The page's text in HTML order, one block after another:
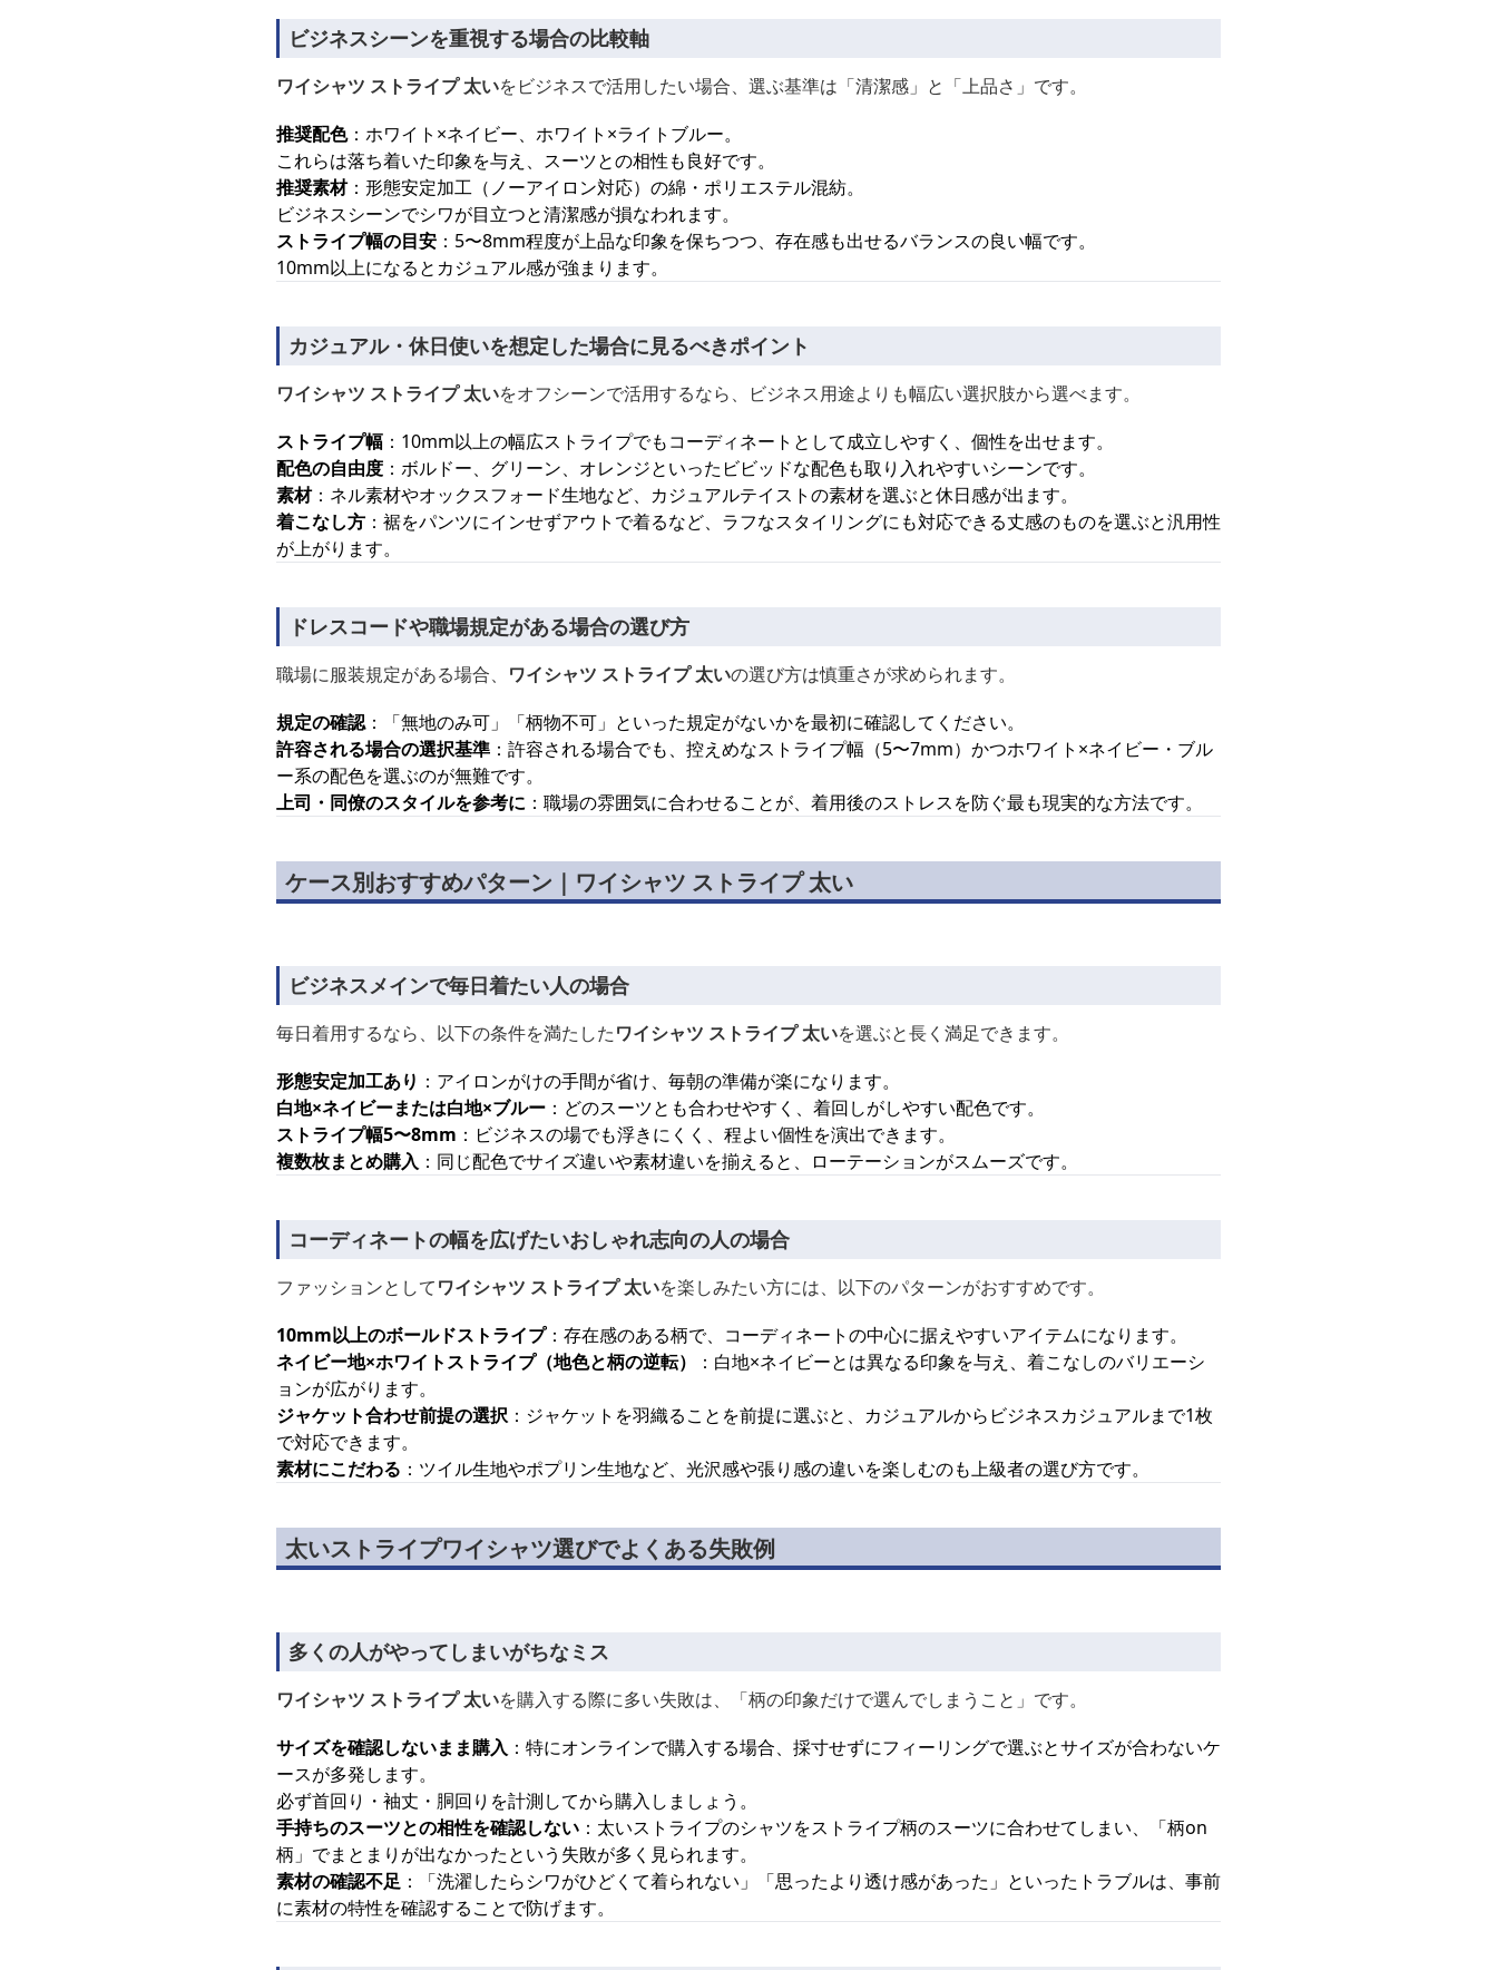
ビジネスシーンを重視する場合の比較軸
ワイシャツ ストライプ 太いをビジネスで活用したい場合、選ぶ基準は「清潔感」と「上品さ」です。
推奨配色：ホワイト×ネイビー、ホワイト×ライトブルー。
これらは落ち着いた印象を与え、スーツとの相性も良好です。
推奨素材：形態安定加工（ノーアイロン対応）の綿・ポリエステル混紡。
ビジネスシーンでシワが目立つと清潔感が損なわれます。
ストライプ幅の目安 ：5〜8mm程度が上品な印象を保ちつつ、存在感も出せるバランスの良い幅です。
10mm以上になるとカジュアル感が強まります。
カジュアル・休日使いを想定した場合に見るべきポイント
ワイシャツ ストライプ 太いをオフシーンで活用するなら、ビジネス用途よりも幅広い選択肢から選べます。
ストライプ幅 ：10mm以上の幅広ストライプでもコーディネートとして成立しやすく、個性を出せます。
配色の自由度 ：ボルドー、グリーン、オレンジといったビビッドな配色も取り入れやすいシーンです。
素材：ネル素材やオックスフォード生地など、カジュアルテイストの素材を選ぶと休日感が出ます。
着こなし方 ：裾をパンツにインせずアウトで着るなど、ラフなスタイリングにも対応できる丈感のものを選ぶと汎用性
が上がります。
ドレスコードや職場規定がある場合の選び方
職場に服装規定がある場合、 ワイシャツ ストライプ 太いの選び方は慎重さが求められます。
規定の確認：「無地のみ可」「柄物不可」といった規定がないかを最初に確認してください。
許容される場合の選択基準 ：許容される場合でも、控えめなストライプ幅（5〜7mm）かつホワイト×ネイビー・ブル
ー系の配色を選ぶのが無難です。
上司・同僚のスタイルを参考に ：職場の雰囲気に合わせることが、着用後のストレスを防ぐ最も現実的な方法です。
ケース別おすすめパターン｜ワイシャツ ストライプ 太い
ビジネスメインで毎日着たい人の場合
毎日着用するなら、以下の条件を満たしたワイシャツ ストライプ 太いを選ぶと長く満足できます。
形態安定加工あり ：アイロンがけの手間が省け、毎朝の準備が楽になります。
白地×ネイビーまたは白地×ブルー ：どのスーツとも合わせやすく、着回しがしやすい配色です。
ストライプ幅5〜8mm ：ビジネスの場でも浮きにくく、程よい個性を演出できます。
複数枚まとめ購入 ：同じ配色でサイズ違いや素材違いを揃えると、ローテーションがスムーズです。
コーディネートの幅を広げたいおしゃれ志向の人の場合
ファッションとしてワイシャツ ストライプ 太いを楽しみたい方には、以下のパターンがおすすめです。
10mm以上のボールドストライプ：存在感のある柄で、コーディネートの中心に据えやすいアイテムになります。
ネイビー地×ホワイトストライプ（地色と柄の逆転）
：白地×ネイビーとは異なる印象を与え、着こなしのバリエーシ
ョンが広がります。
ジャケット合わせ前提の選択 ：ジャケットを羽織ることを前提に選ぶと、カジュアルからビジネスカジュアルまで1枚
で対応できます。
素材にこだわる ：ツイル生地やポプリン生地など、光沢感や張り感の違いを楽しむのも上級者の選び方です。
太いストライプワイシャツ選びでよくある失敗例
多くの人がやってしまいがちなミス
ワイシャツ ストライプ 太いを購入する際に多い失敗は、「柄の印象だけで選んでしまうこと」です。
サイズを確認しないまま購入 ：特にオンラインで購入する場合、採寸せずにフィーリングで選ぶとサイズが合わないケ
ースが多発します。
必ず首回り・袖丈・胴回りを計測してから購入しましょう。
手持ちのスーツとの相性を確認しない ：太いストライプのシャツをストライプ柄のスーツに合わせてしまい、「柄on
柄」でまとまりが出なかったという失敗が多く見られます。
素材の確認不足 ：「洗濯したらシワがひどくて着られない」「思ったより透け感があった」といったトラブルは、事前
に素材の特性を確認することで防げます。